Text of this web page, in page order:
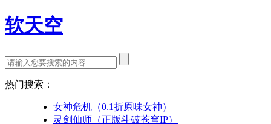
软天空
热门搜索：
女神危机（0.1折原味女神）
灵剑仙师（正版斗破苍穹IP）